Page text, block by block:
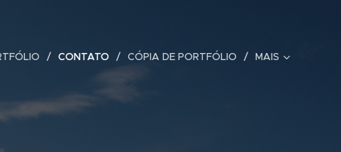
CONTATO CÓPIA DE PORTFÓLIO MAIS